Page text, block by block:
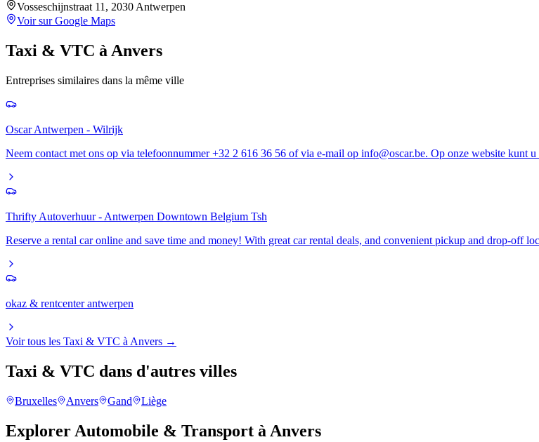
Vosseschijnstraat 11, 2030 Antwerpen
Voir sur Google Maps
Taxi & VTC àAnvers
Entreprises similaires dans la même ville
Oscar Antwerpen - Wilrijk
Neem contact met ons op via telefoonnummer +32 2 616 36 56 of via e-mail op info@oscar.be. Op onze website kunt
Thrifty Autoverhuur - Antwerpen Downtown Belgium Tsh
Reserve a rental car online and save time and money! With great car rental deals, and convenient pickup and drop-off
okaz & rentcenter antwerpen
Voir tous les Taxi & VTC à Anvers →
Taxi & VTC dans d'autres villes
Bruxelles Anvers Gand Liège
Explorer Automobile & Transport à Anvers